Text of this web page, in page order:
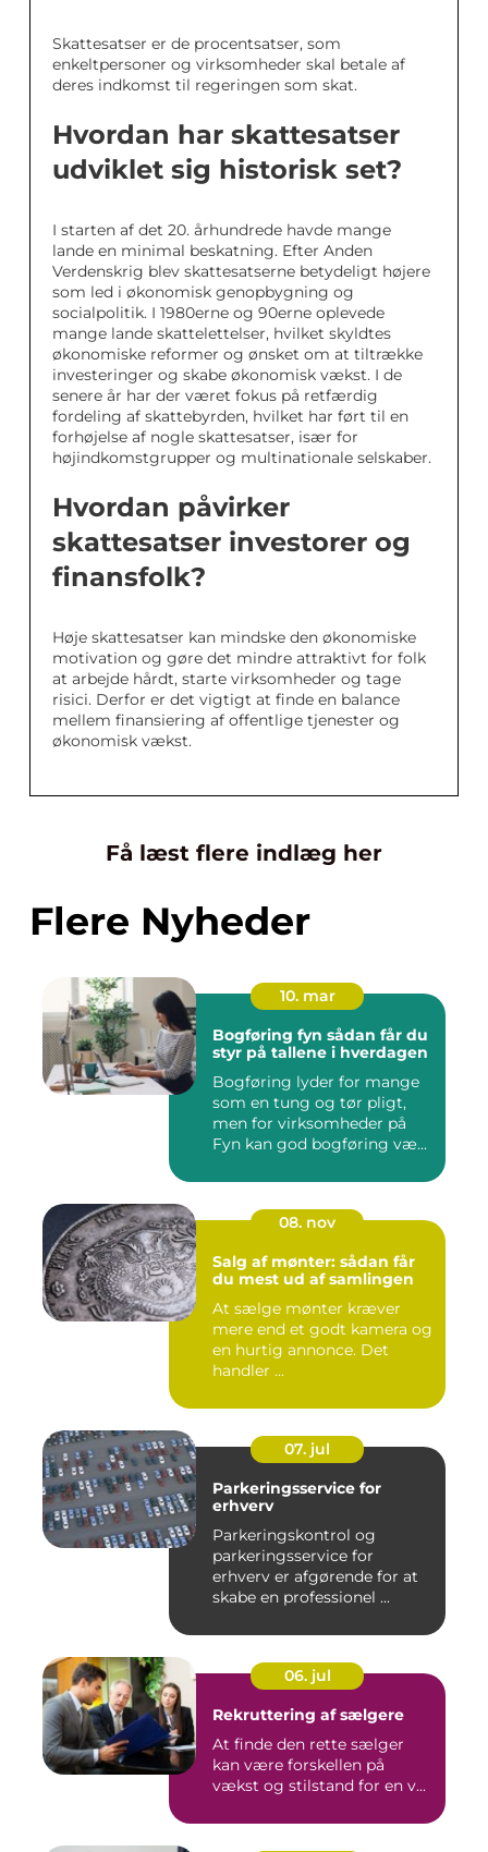
Skattesatser er de procentsatser, som
enkeltpersoner og virksomheder skal betale af
deres indkomst til regeringen som skat.
Hvordan har skattesatser
udviklet sig historisk set?
I starten af det 20. århundrede havde mange
lande en minimal beskatning. Efter Anden
Verdenskrig blev skattesatserne betydeligt højere
som led i økonomisk genopbygning og
socialpolitik. I 1980erne og 90erne oplevede
mange lande skattelettelser, hvilket skyldtes
økonomiske reformer og ønsket om at tiltrække
investeringer og skabe økonomisk vækst. I de
senere år har der været fokus på retfærdig
fordeling af skattebyrden, hvilket har ført til en
forhøjelse af nogle skattesatser, især for
højindkomstgrupper og multinationale selskaber.
Hvordan påvirker
skattesatser investorer og
finansfolk?
Høje skattesatser kan mindske den økonomiske
motivation og gøre det mindre attraktivt for folk
at arbejde hårdt, starte virksomheder og tage
risici. Derfor er det vigtigt at finde en balance
mellem finansiering af offentlige tjenester og
økonomisk vækst.
Få læst flere indlæg her
Flere Nyheder
10. mar
Bogføring fyn sådan får du
styr på tallene i hverdagen
Bogføring lyder for mange
som en tung og tør pligt,
men for virksomheder på
Fyn kan god bogføring væ...
08. nov
Salg af mønter: sådan får
du mest ud af samlingen
At sælge mønter kræver
mere end et godt kamera og
en hurtig annonce. Det
handler ...
07. jul
Parkeringsservice for
erhverv
Parkeringskontrol og
parkeringsservice for
erhverv er afgørende for at
skabe en professionel ...
06. jul
Rekruttering af sælgere
At finde den rette sælger
kan være forskellen på
vækst og stilstand for en v...